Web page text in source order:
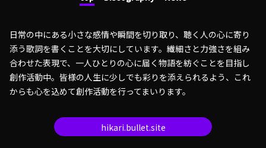
日常の中にある小さな感情や瞬間を切り取り、聴く人の心に寄り
添う歌詞を書くことを大切にしています。繊細さと力強さを組み
合わせた表現で、一人ひとりの心に届く物語を紡ぐことを目指し
創作活動中。皆様の人生に少しでも彩りを添えられるよう、これ
からも心を込めて創作活動を行ってまいります。
hikari.bullet.site